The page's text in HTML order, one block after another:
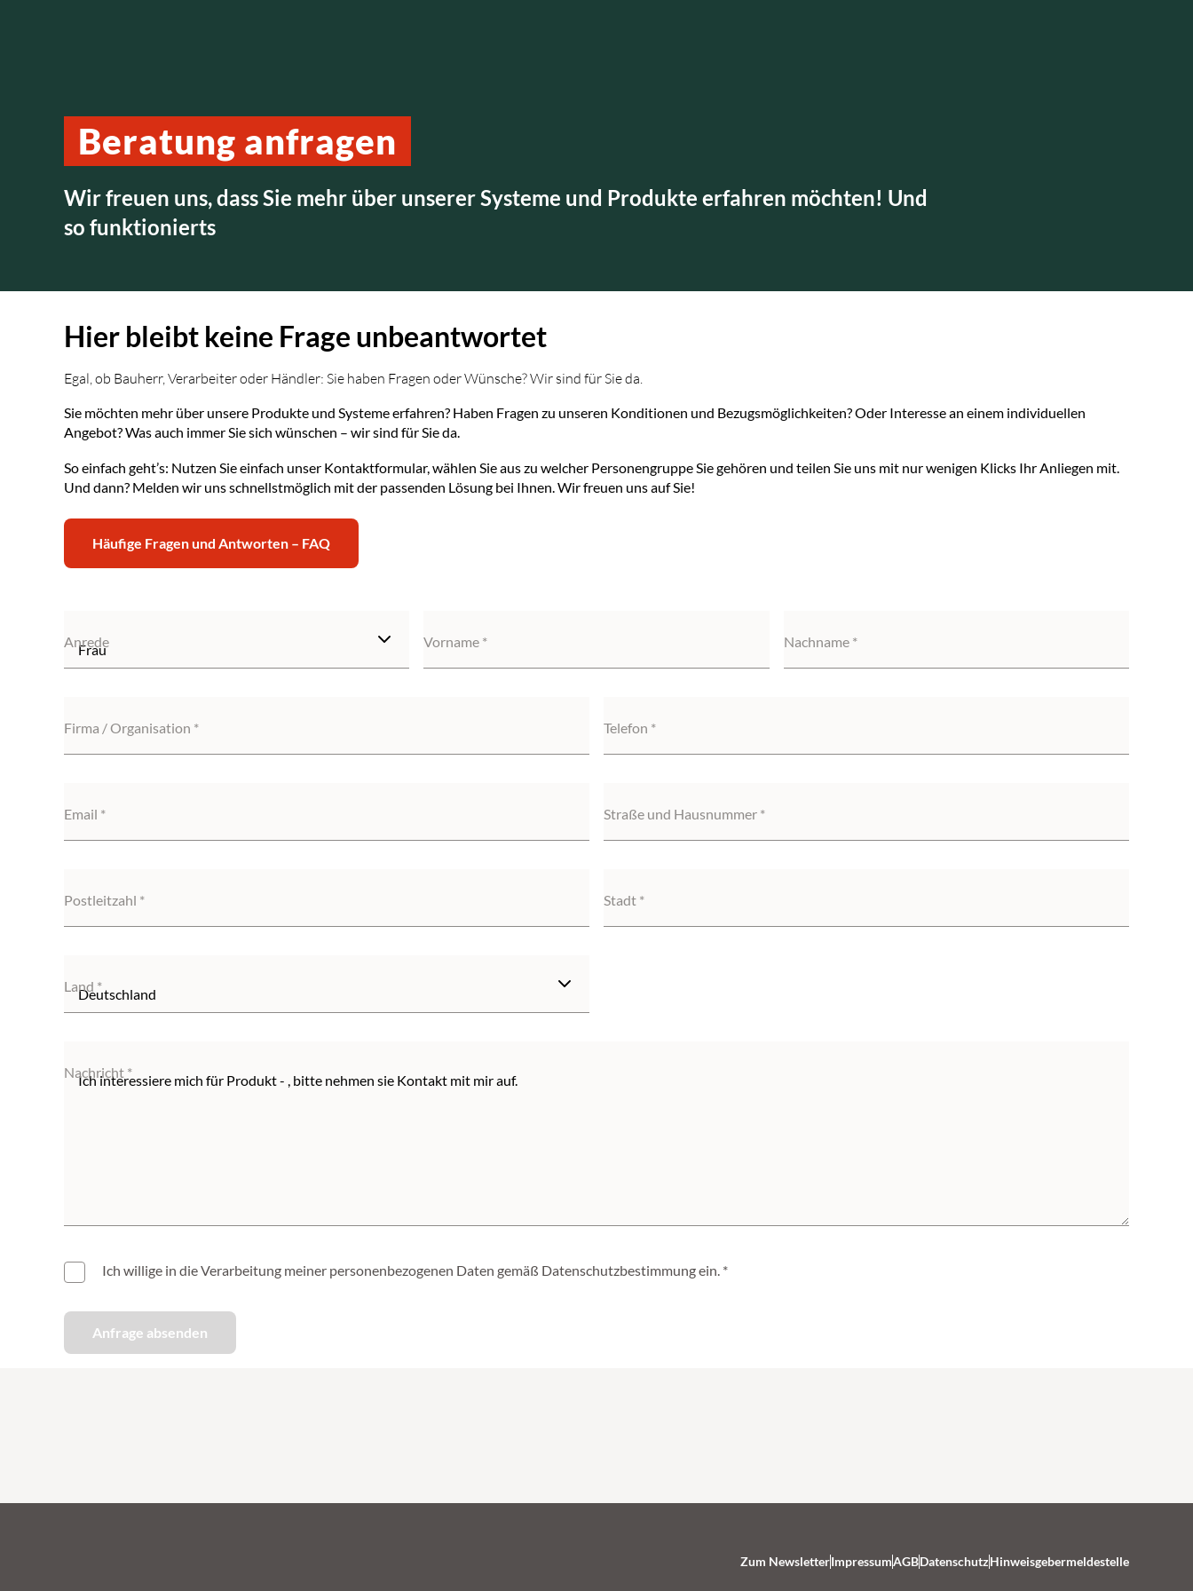
Beratung anfragen
Wir freuen uns, dass Sie mehr über unserer Systeme und Produkte erfahren möchten! Und
so funktionierts
Hier bleibt keine Frage unbeantwortet
Egal, ob Bauherr, Verarbeiter oder Händler: Sie haben Fragen oder Wünsche? Wir sind für Sie da.
Sie möchten mehr über unsere Produkte und Systeme erfahren? Haben Fragen zu unseren Konditionen und Bezugsmöglichkeiten? Oder Interesse an einem individuellen
Angebot? Was auch immer Sie sich wünschen – wir sind für Sie da.
So einfach geht’s: Nutzen Sie einfach unser Kontaktformular, wählen Sie aus zu welcher Personengruppe Sie gehören und teilen Sie uns mit nur wenigen Klicks Ihr Anliegen mit.
Und dann? Melden wir uns schnellstmöglich mit der passenden Lösung bei Ihnen. Wir freuen uns auf Sie!
Häufige Fragen und Antworten – FAQ
Anrede Vorname Nachname
Firma / Organisation Telefon
Email Straße und Hausnummer
Postleitzahl Stadt
Land
Nachricht
Ich willige in die Verarbeitung meiner personenbezogenen Daten gemäß Datenschutzbestimmungein.
Anfrage absenden
Zum NewsletterImpressumAGBDatenschutzHinweisgebermeldestelle